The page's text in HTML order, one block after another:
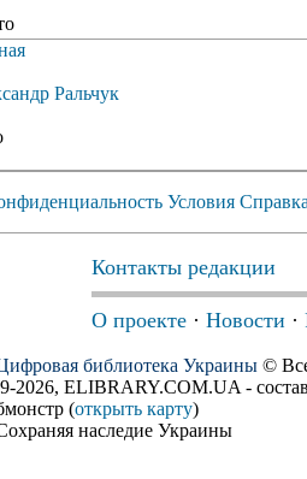
Ральчук
Условия Справка
Контакты редакции
О проекте · Новости ·
библиотека Украины ©
2026, ELIBRARY.COM.UA -
(открыть карту)
наследие Украины